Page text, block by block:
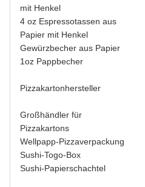
mit Henkel
4 oz Espressotassen aus
Papier mit Henkel
Gewürzbecher aus Papier
1oz Pappbecher
Pizzakartonhersteller
Großhändler für
Pizzakartons
Wellpapp-Pizzaverpackung
Sushi-Togo-Box
Sushi-Papierschachtel